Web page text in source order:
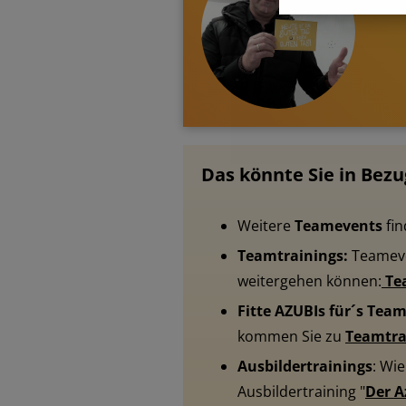
Das könnte Sie in
Weitere Teamevents
Teamtrainings:
weitergehen können:
Fitte AZUBIs für´s
kommen Sie zu
Ausbildertrainings:
Ausbildertraining "Der